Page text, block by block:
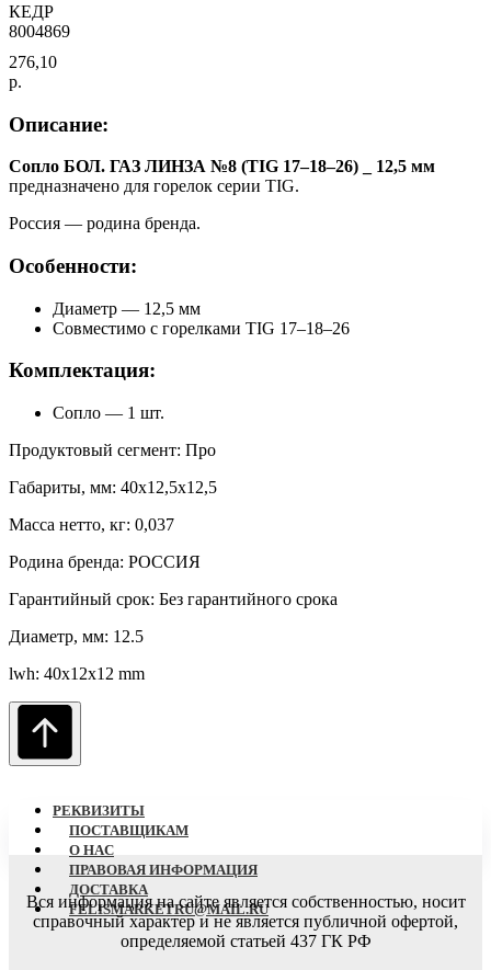
КЕДР
8004869
276,10
р.
Описание:
Сопло БОЛ. ГАЗ ЛИНЗА №8 (TIG 17–18–26) _ 12,5 мм
предназначено для горелок серии TIG.
Россия — родина бренда.
Особенности:
Диаметр — 12,5 мм
Совместимо с горелками TIG 17–18–26
Комплектация:
Сопло — 1 шт.
Продуктовый сегмент: Про
Габариты, мм: 40x12,5x12,5
Масса нетто, кг: 0,037
Родина бренда: РОССИЯ
Гарантийный срок: Без гарантийного срока
Диаметр, мм: 12.5
lwh: 40x12x12 mm
РЕКВИЗИТЫ
ПОСТАВЩИКАМ
О НАC
ПРАВОВАЯ ИНФОРМАЦИЯ
ДОСТАВКА
FELISMARKETRU@MAIL.RU
Вся информация на сайте является собственностью, носит
справочный характер и не является публичной офертой,
определяемой статьей 437 ГК РФ